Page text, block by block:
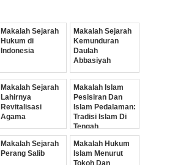
Makalah Sejarah
Hukum di
Indonesia
Makalah Sejarah
Kemunduran
Daulah
Abbasiyah
Makalah Sejarah
Lahirnya
Revitalisasi
Agama
Makalah Islam
Pesisiran Dan
Islam Pedalaman:
Tradisi Islam Di
Tengah
Perubahan Sosial
Makalah Sejarah
Perang Salib
Makalah Hukum
Islam Menurut
Tokoh Dan